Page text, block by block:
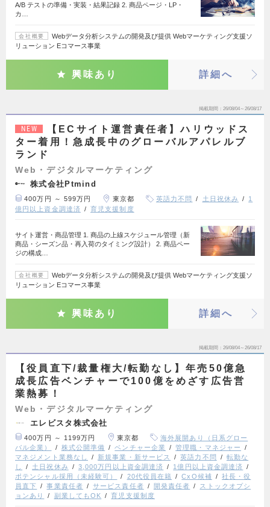
A/B テストの準備・実装・結果記録 2. 商品ページ・LP・
カ…
会社概要
Webデータ分析システムの開発及び提供 Webマーケティング支援ソ
リューション Eコマース事業
興味あり 詳細へ
掲載期間 26/08/04～26/08/17
NEW
【ECサイト運営責任者】ハリウッドス
ター着用！急成長中のグローバルアパレルブ
ランド
Web・デジタルマーケティング
株式会社Ptmind
400万円 ～ 599万円 東京都 英語力不問 土日祝休み
1
億円以上資金調達済
育児支援制度
サイト運営・商品管理 1. 商品の上線スケジュール管理（新
商品・シーズン品・再入荷のタイミング設計） 2. 商品ペー
ジの構成…
会社概要
Webデータ分析システムの開発及び提供 Webマーケティング支援ソ
リューション Eコマース事業
興味あり 詳細へ
掲載期間 26/08/04～26/08/17
【役員直下/裁量権大/転勤なし】年売50億急
成長広告ベンチャーで100億をめざす広告営
業熱募！
Web・デジタルマーケティング
エレビスタ株式会社
400万円 ～ 1199万円 東京都
海外展開あり（日系グロー
バル企業）
株式公開準備 ベンチャー企業
管理職・マネジャー
マネジメント業務なし
新規事業・新サービス 英語力不問
転勤な
し
土日祝休み 3,000万円以上資金調達済
1億円以上資金調達済
ポテンシャル採用（未経験可）
20代役員在籍 CxO候補
社長・役
員直下
事業責任者 サービス責任者 開発責任者
ストックオプシ
ョンあり
副業してもOK 育児支援制度